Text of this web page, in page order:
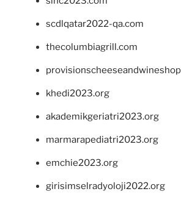
scdlqatar2022-qa.com
thecolumbiagrill.com
khedi2023.org
akademikgeriatri2023.org
marmarapediatri2023.org
emchie2023.org
girisimselradyoloji2022.org